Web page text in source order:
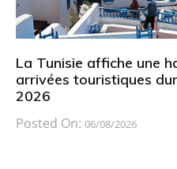
La Tunisie affiche une
arrivées touristiques
2026
Posted On: 06/08/2026